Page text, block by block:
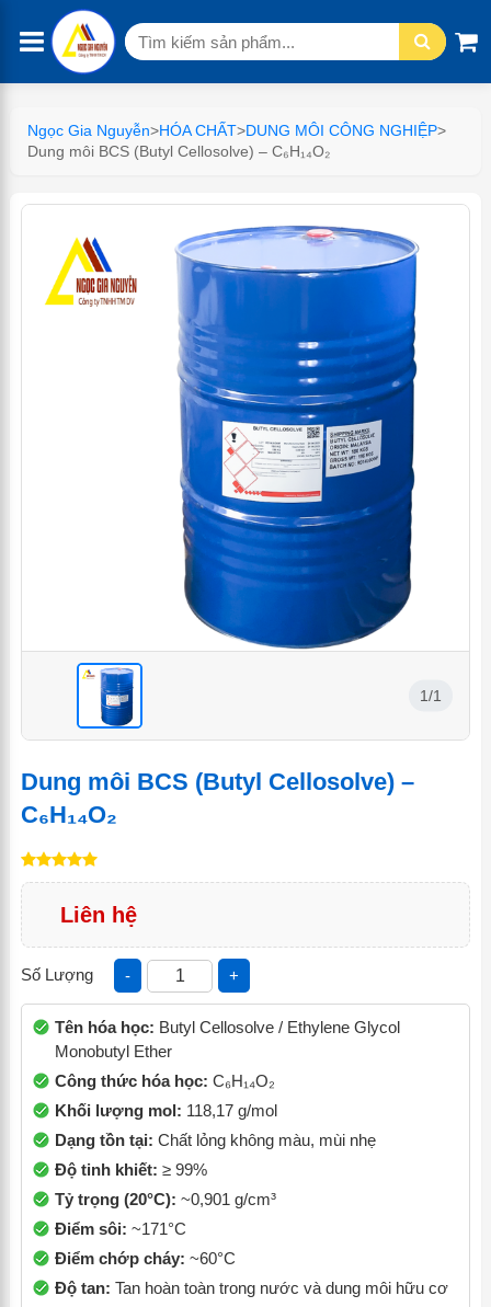
Tìm
Ngọc Gia Nguyễn>HÓA CHẤT>DUNG MÔI CÔNG NGHIỆP>
Dung môi BCS (Butyl Cellosolve) – C₆H₁₄O₂
<
1/1
Dung môi BCS (Butyl Cellosolve) –
C₆H₁₄O₂
Liên hệ
Số Lượng - +
Tên hóa học: Butyl Cellosolve / Ethylene Glycol
Monobutyl Ether
Công thức hóa học: C₆H₁₄O₂
Khối lượng mol: 118,17 g/mol
Dạng tồn tại: Chất lỏng không màu, mùi nhẹ
Độ tinh khiết: ≥ 99%
Tỷ trọng (20°C): ~0,901 g/cm³
Điểm sôi: ~171°C
Điểm chớp cháy: ~60°C
Độ tan: Tan hoàn toàn trong nước và dung môi hữu cơ